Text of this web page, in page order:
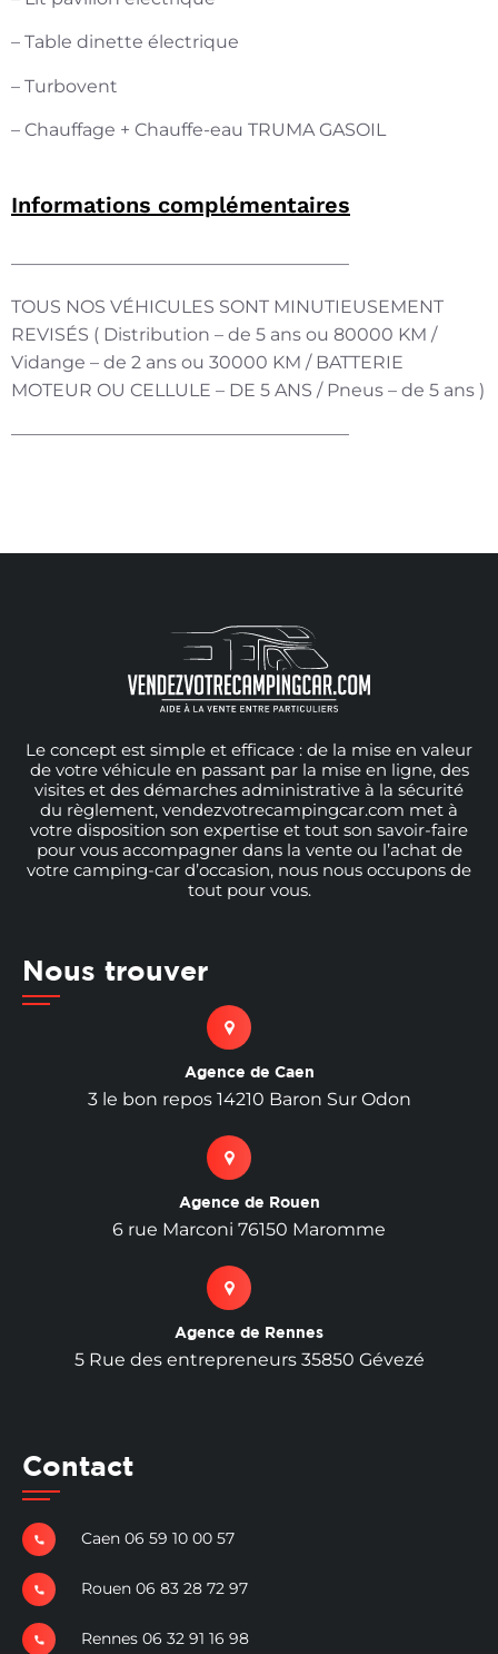
– Table dinette électrique
– Turbovent
– Chauffage + Chauffe-eau TRUMA GASOIL
Informations complémentaires
———————————————————
TOUS NOS VÉHICULES SONT MINUTIEUSEMENT
REVISÉS ( Distribution – de 5 ans ou 80000 KM /
Vidange – de 2 ans ou 30000 KM / BATTERIE
MOTEUR OU CELLULE – DE 5 ANS / Pneus – de 5 ans )
———————————————————
Le concept est simple et efficace : de la mise en valeur
de votre véhicule en passant par la mise en ligne, des
visites et des démarches administrative à la sécurité
du règlement, vendezvotrecampingcar.com met à
votre disposition son expertise et tout son savoir-faire
pour vous accompagner dans la vente ou l’achat de
votre camping-car d’occasion, nous nous occupons de
tout pour vous.
Nous trouver
Agence de Caen
3 le bon repos 14210 Baron Sur Odon
Agence de Rouen
6 rue Marconi 76150 Maromme
Agence de Rennes
5 Rue des entrepreneurs 35850 Gévezé
Contact
Caen 06 59 10 00 57
Rouen 06 83 28 72 97
Rennes 06 32 91 16 98